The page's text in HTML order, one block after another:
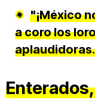
"¡México
a coro los
aplaudidoras.